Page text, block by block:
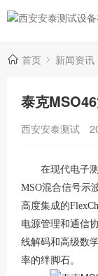
首页 新闻资讯
泰克
西安安泰测试
在现代电子
MSO混合信号示
高度集成的
电源管理和通信
线解码和高级数
率的绊脚石。